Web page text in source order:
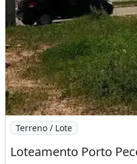
Imagem: Loteamento
Terreno / Lote